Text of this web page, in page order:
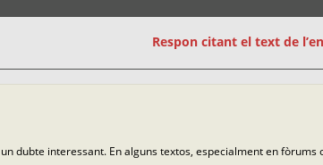
Respon citant el text de
dubte interessant. En alguns textos, especialment en fòrums